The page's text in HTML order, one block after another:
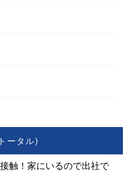
ータル)
触！家にいるので出社で